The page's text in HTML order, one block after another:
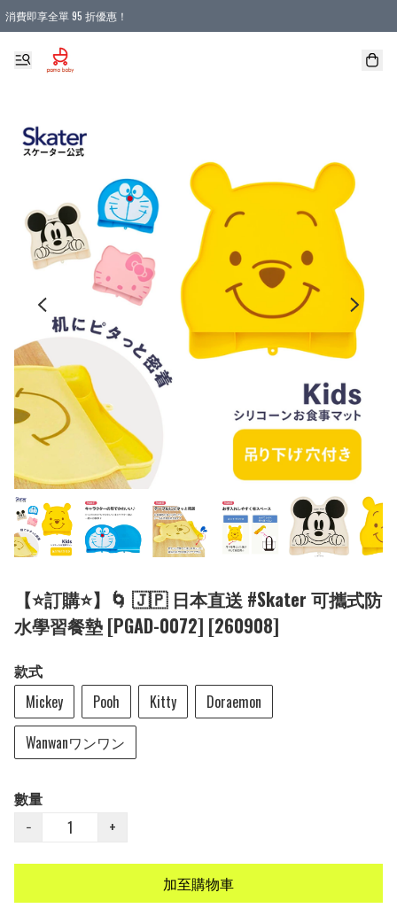
消費即享全單 95 折優惠！
購物滿 HKD 900.00即享免運費優惠！（適用於 本地送貨、本地取貨 )
【⭐訂購⭐】🌀 🇯🇵 日本直送 #Skater 可攜式防
水學習餐墊 [PGAD-0072] [260908]
款式
Mickey
Pooh Kitty
Doraemon
Wanwanワンワン
數量
−
+
加至購物車